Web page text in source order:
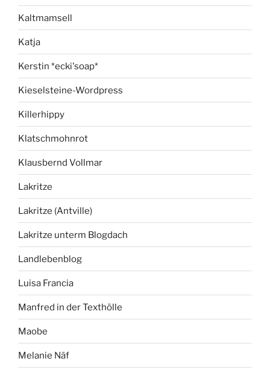
Kaltmamsell
Katja
Kerstin *ecki'soap*
Kieselsteine-Wordpress
Killerhippy
Klatschmohnrot
Klausbernd Vollmar
Lakritze
Lakritze (Antville)
Lakritze unterm Blogdach
Landlebenblog
Luisa Francia
Manfred in der Texthölle
Maobe
Melanie Näf